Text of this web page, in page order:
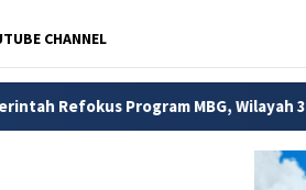
CHANNEL
MBG, Wilayah 3T dan Kelompok